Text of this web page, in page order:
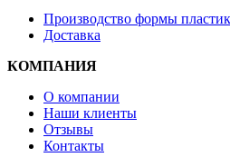
Производство формы
Доставка
КОМПАНИЯ
О компании
Наши клиенты
Отзывы
Контакты